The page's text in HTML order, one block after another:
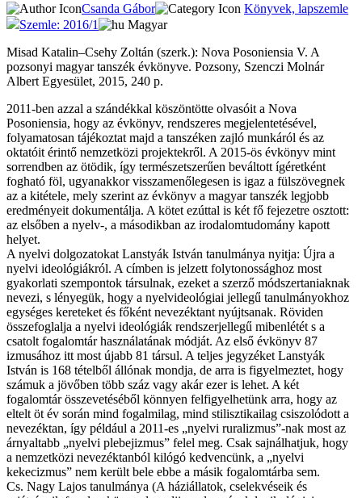
Csanda Gábor
Könyvek, lapszemle
Szemle: 2016/1
Magyar
Misad Katalin–Csehy Zoltán (szerk.): Nova Posoniensia V. A
pozsonyi magyar tanszék évkönyve. Pozsony, Szenczi Molnár
Albert Egyesület, 2015, 240 p.
2011-ben azzal a szándékkal köszöntötte olvasóit a Nova
Posoniensia, hogy az évkönyv, rendszeres megjelentetésével,
folyamatosan tájékoztat majd a tanszéken zajló munkáról és az
oktatóit érintő nemzetközi projektekről. A 2015-ös évkönyv mint
sorrendben az ötödik, így természetszerűen beváltott ígéretként
fogható föl, ugyanakkor visszamenőlegesen is igaz a fülszövegnek
az a kitétele, mely szerint az évkönyv a magyar tanszék legjobb
eredményeit dokumentálja. A kötet ezúttal is két fő fejezetre osztott:
az elsőben a nyelv-, a másodikban az irodalomtudomány kapott
helyet.
A nyelvi dolgozatokat Lanstyák István tanulmánya nyitja: Újra a
nyelvi ideológiákról. A címben is jelzett folytonossághoz most
gyakorlati szempontok társulnak, ezeket a szerző módszertaniaknak
nevezi, s lényegük, hogy a nyelvideológiai jellegű tanulmányokhoz
egységes kereteket és főként nevezéktant nyújtsanak. Röviden
összefoglalja a nyelvi ideológiák rendszerjellegű mibenlétét s a
csatolt fogalomtár használatának módját. Az első évkönyv 87
izmusához itt most újabb 81 társul. A teljes jegyzéket Lanstyák
István is 168 tételből állónak mondja, de arra is figyelmeztet, hogy
számuk a jövőben több száz vagy akár ezer is lehet. A két
fogalomtár összevetéséből könnyen felfigyelhetünk arra, hogy az
eltelt öt év során mind fogalmilag, mind stilisztikailag csiszolódott a
nevezéktan, így például a 2011-es „nyelvi ruralizmus”-nak most az
árnyaltabb „nyelvi plebejizmus” felel meg. Csak sajnálhatjuk, hogy
a nemzetközi nevezéktanból kilógó kedvencünk, a „nyelvi
kekecizmus” nem került bele ebbe a másik fogalomtárba sem.
Cs. Nagy Lajos tanulmánya (A háziállatok, cselekvéseik és